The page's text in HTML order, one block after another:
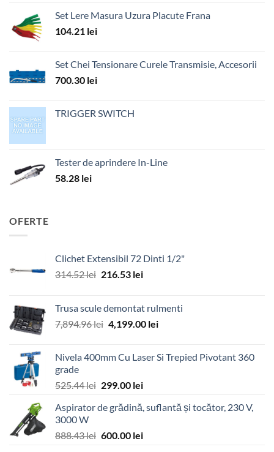
Set Lere Masura Uzura Placute Frana
104.21 lei
Set Chei Tensionare Curele Transmisie, Accesorii
700.30 lei
TRIGGER SWITCH
Tester de aprindere In-Line
58.28 lei
OFERTE
Clichet Extensibil 72 Dinti 1/2"
314.52lei Prețul
fost:
314.52 lei.
216.53 leiPrețul
216.53 lei.
Trusa scule demontat rulmenti
7,894.96lei Prețul
fost:
4,199.00 leiPrețul
4,199.00 lei.
Nivela 400mm Cu Laser Si Trepied Pivotant 360
grade
525.44lei Prețul
a
525.44 lei.
299.00 leiPrețul
este:
Aspirator de grădină, suflantă și tocător, 230 V,
3000 W
888.43lei Prețul
600.00 leiPrețul